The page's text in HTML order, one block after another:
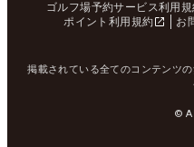
ゴルフ場予約サービス利用規
ポイント利用規約
お
掲載されている全てのコンテンツ
©